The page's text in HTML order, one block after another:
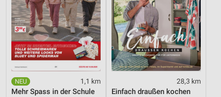
1,1 km
Mehr Spass in der Schule
28,3 km
Einfach draußen kochen